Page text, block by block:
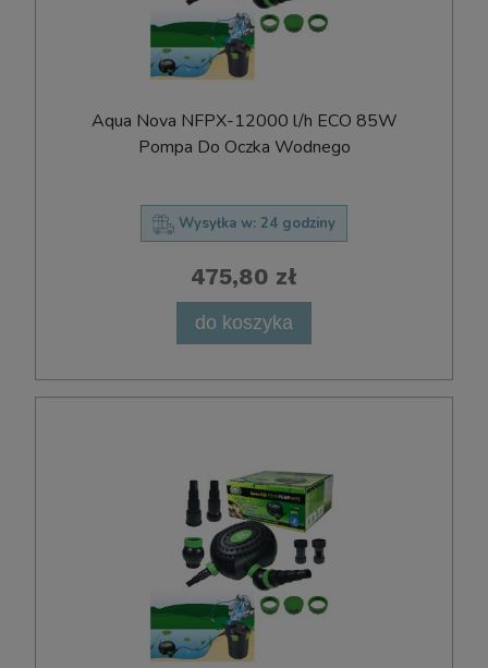
Aqua Nova NFPX-12000 l/h ECO 85W
Pompa Do Oczka Wodnego
Wysyłka w: 24 godziny
475,80 zł
do koszyka